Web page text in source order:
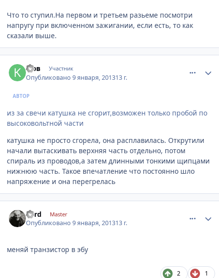
Что то ступил.На первом и третьем разьеме посмотри
напругу при включенном зажигании, если есть, то как
сказали выше.
кюв Участник
Опубликовано9 января, 201313 г.
АВТОР
из за свечи катушка не сгорит,возможен только пробой по
высоковольтной части
катушка не просто сгорела, она расплавилась. Открутили
начали вытаскивать верхняя часть отдельно, потом
спираль из проводов,а затем длинными тонкими щипцами
нижнюю часть. Такое впечатление что постоянно шло
напряжение и она перегрелась
nerd Master
Опубликовано9 января, 201313 г.
меняй транзистор в эбу
2 1